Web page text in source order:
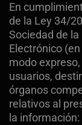
En
de la Ley 34/
Sociedad de
Electrónico
modo
usuarios,
órganos
relativos al
la información: